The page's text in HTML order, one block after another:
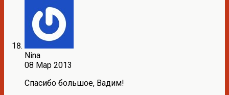
Nina
08 Мар 2013
Спасибо большое, Вадим!